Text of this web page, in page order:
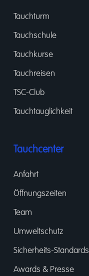
Tauchturm
Tauchschule
Tauchkurse
Tauchreisen
TSC-Club
Tauchtauglichkeit
Tauchcenter
Anfahrt
Öffnungszeiten
Team
Umweltschutz
Sicherheits-Standards
Awards & Presse